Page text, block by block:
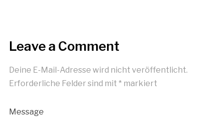
Leave a Comment
Deine E-Mail-Adresse wird nicht veröffentlicht.
Erforderliche Felder sind mit * markiert
Message